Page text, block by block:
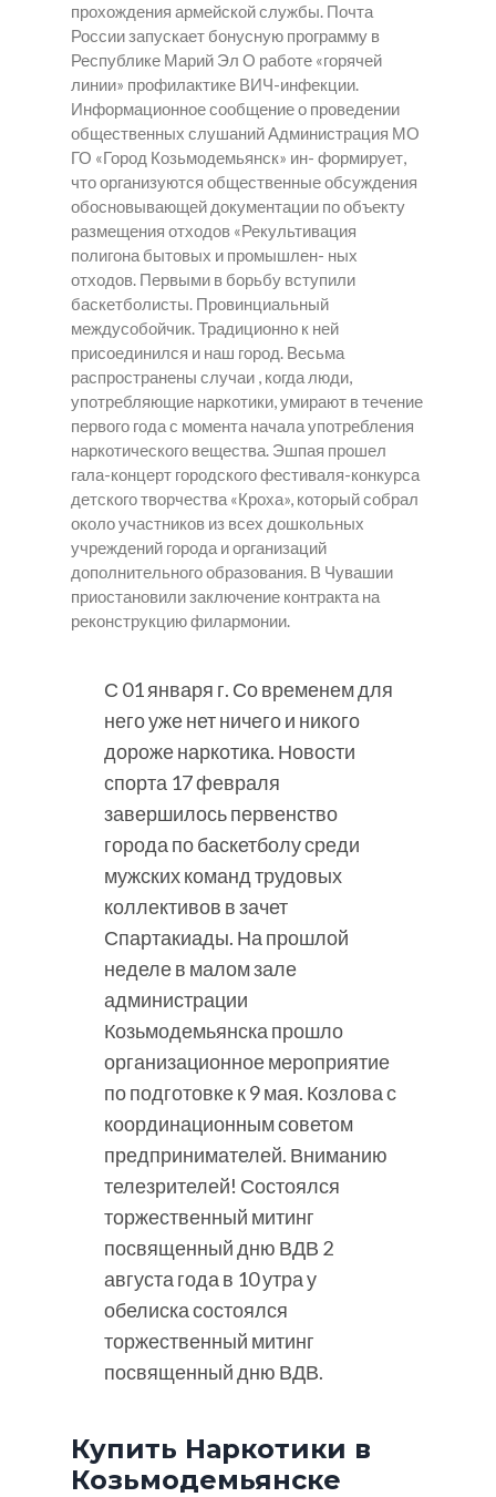
прохождения армейской службы. Почта
России запускает бонусную программу в
Республике Марий Эл О работе «горячей
линии» профилактике ВИЧ-инфекции.
Информационное сообщение о проведении
общественных слушаний Администрация МО
ГО «Город Козьмодемьянск» ин- формирует,
что организуются общественные обсуждения
обосновывающей документации по объекту
размещения отходов «Рекультивация
полигона бытовых и промышлен- ных
отходов. Первыми в борьбу вступили
баскетболисты. Провинциальный
междусобойчик. Традиционно к ней
присоединился и наш город. Весьма
распространены случаи , когда люди,
употребляющие наркотики, умирают в течение
первого года с момента начала употребления
наркотического вещества. Эшпая прошел
гала-концерт городского фестиваля-конкурса
детского творчества «Кроха», который собрал
около участников из всех дошкольных
учреждений города и организаций
дополнительного образования. В Чувашии
приостановили заключение контракта на
реконструкцию филармонии.
С 01 января г. Со временем для
него уже нет ничего и никого
дороже наркотика. Новости
спорта 17 февраля
завершилось первенство
города по баскетболу среди
мужских команд трудовых
коллективов в зачет
Спартакиады. На прошлой
неделе в малом зале
администрации
Козьмодемьянска прошло
организационное мероприятие
по подготовке к 9 мая. Козлова с
координационным советом
предпринимателей. Вниманию
телезрителей! Состоялся
торжественный митинг
посвященный дню ВДВ 2
августа года в 10 утра у
обелиска состоялся
торжественный митинг
посвященный дню ВДВ.
Купить Наркотики в
Козьмодемьянске